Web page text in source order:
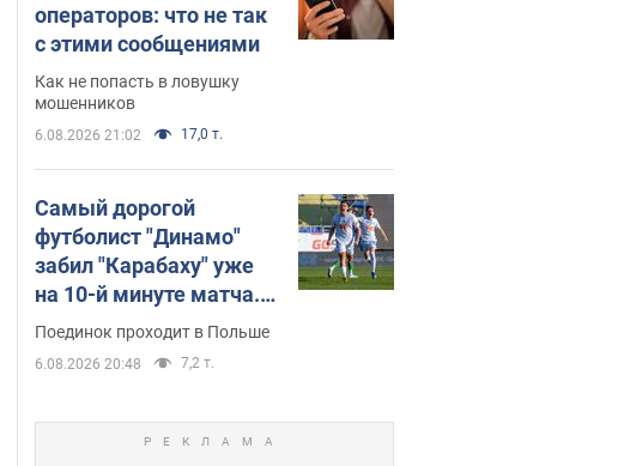
операторов: что не так
с этими сообщениями
Как не попасть в ловушку
мошенников
6.08.2026 21:02 17,0 т.
Самый дорогой
футболист "Динамо"
забил "Карабаху" уже
на 10-й минуте матча.
Видео
Поединок проходит в Польше
6.08.2026 20:48 7,2 т.